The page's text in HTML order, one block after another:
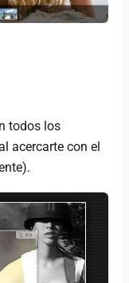
todos los
acercarte con el